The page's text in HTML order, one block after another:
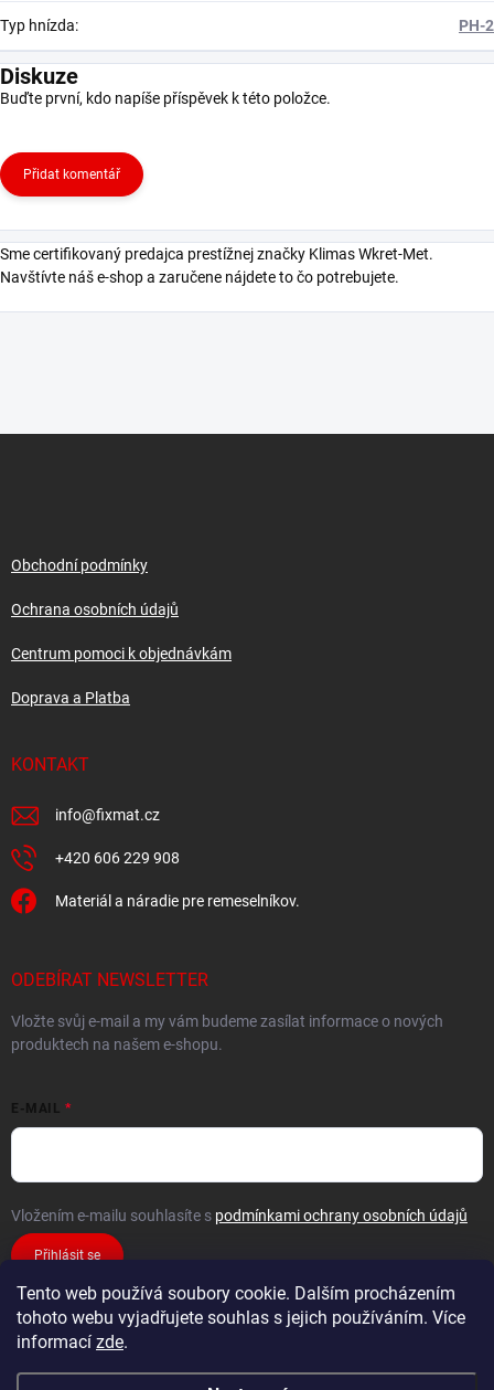
Tento web používá soubory cookie. Dalším procházením
tohoto webu vyjadřujete souhlas s jejich používáním. Více
informací zde.
Typ hnízda: PH-2
Diskuze
Buďte první, kdo napíše příspěvek k této položce.
Přidat komentář
Sme certifikovaný predajca prestížnej značky Klimas Wkret-Met.
Navštívte náš e-shop a zaručene nájdete to čo potrebujete.
Obchodní podmínky
Ochrana osobních údajů
Centrum pomoci k objednávkám
Doprava a Platba
KONTAKT
info@fixmat.cz
+420 606 229 908
Materiál a náradie pre remeselníkov.
ODEBÍRAT NEWSLETTER
Vložte svůj e-mail a my vám budeme zasílat informace o nových
produktech na našem e-shopu.
E-MAIL
Vložením e-mailu souhlasíte s podmínkami ochrany osobních údajů
Přihlásit se